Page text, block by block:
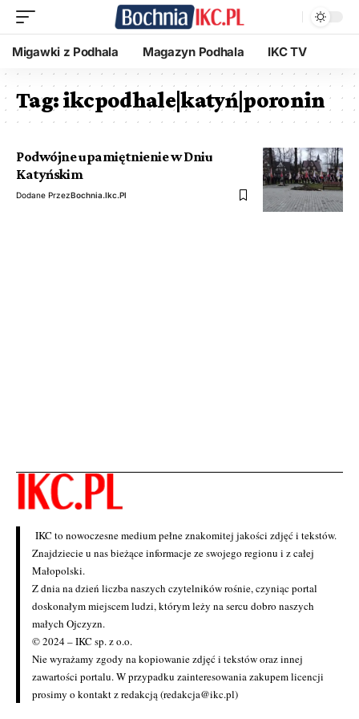
Migawki z Podhala Magazyn Podhala IKC TV
Tag:ikcpodhale|katyń|poronin
Podwójne upamiętnienie w Dniu
Katyńskim
Dodane PrzezBochnia.ikc.pl
IKC to nowoczesne medium pełne znakomitej jakości zdjęć i tekstów.
Znajdziecie u nas bieżące informacje ze swojego regionu i z całej
Małopolski.
Z dnia na dzień liczba naszych czytelników rośnie, czyniąc portal
doskonałym miejscem ludzi, którym leży na sercu dobro naszych
małych Ojczyzn.
© 2024 – IKC sp. z o.o.
Nie wyrażamy zgody na kopiowanie zdjęć i tekstów oraz innej
zawartości portalu. W przypadku zainteresowania zakupem licencji
prosimy o kontakt z redakcją (redakcja@ikc.pl)